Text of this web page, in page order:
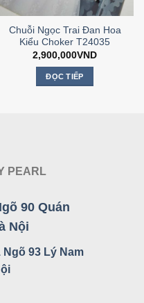
Chuỗi Ngọc Trai Đan Hoa
Kiểu Choker T24035
2,900,000VND
ĐỌC TIẾP
PEARL
90 Quán
Nội
Ngõ 93 Lý Nam